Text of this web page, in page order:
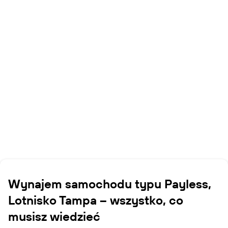
Wynajem samochodu typu Payless,
Lotnisko Tampa – wszystko, co
musisz wiedzieć